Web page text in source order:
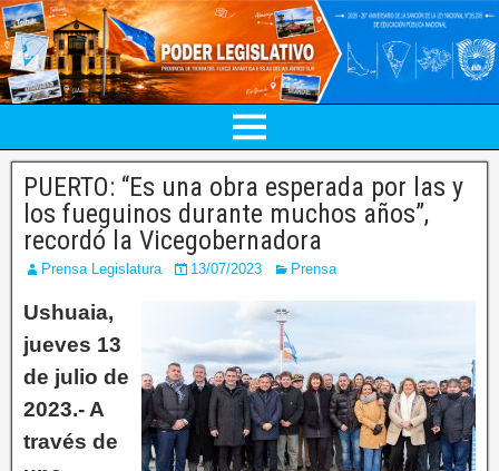
PUERTO: “Es una obra esperada por las y
los fueguinos durante muchos años”,
recordó la Vicegobernadora
Prensa Legislatura 13/07/2023 Prensa
Ushuaia,
jueves 13
de julio de
2023.- A
través de